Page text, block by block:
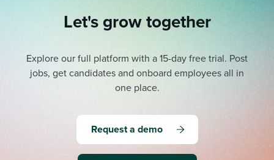
Let's grow together
Explore our full platform with a 15-day free trial. Post
jobs, get candidates and onboard employees all in
one place.
Request a demo